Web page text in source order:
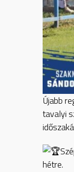
Újabb
tavalyi
hétre.